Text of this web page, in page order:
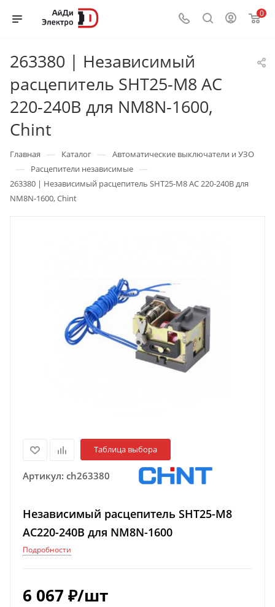
0
263380 | Независимый
расцепитель SHT25-M8 AC
220-240В для NM8N-1600,
Chint
Главная — Каталог — Автоматические выключатели и УЗО
— Расцепители независимые —
263380 | Независимый расцепитель SHT25-M8 AC 220-240В для
NM8N-1600, Chint
Таблица выбора
Артикул: ch263380
Независимый расцепитель SHT25-M8
AC220-240В для NM8N-1600
Подробности
6 067 ₽/шт